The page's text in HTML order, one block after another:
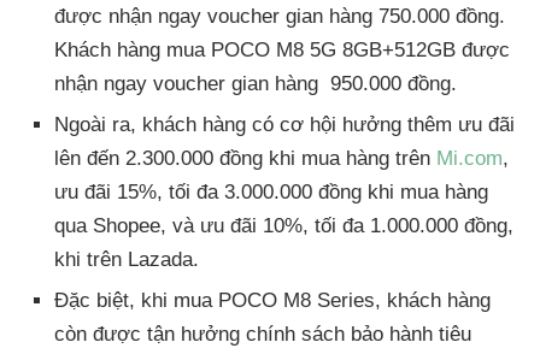
được nhận ngay voucher gian hàng 750.000 đồng.
Khách hàng mua POCO M8 5G 8GB+512GB được
nhận ngay voucher gian hàng 950.000 đồng.
Ngoài ra, khách hàng có cơ hội hưởng thêm ưu đãi
lên đến 2.300.000 đồng khi mua hàng trên Mi.com,
ưu đãi 15%, tối đa 3.000.000 đồng khi mua hàng
qua Shopee, và ưu đãi 10%, tối đa 1.000.000 đồng,
khi trên Lazada.
Đặc biệt, khi mua POCO M8 Series, khách hàng
còn được tận hưởng chính sách bảo hành tiêu